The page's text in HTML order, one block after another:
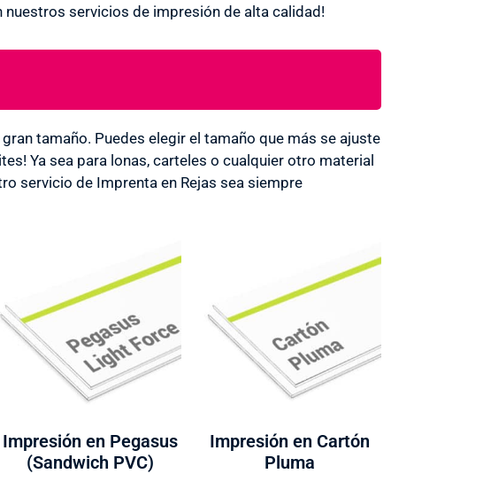
servicios de impresión de alta calidad!
tamaño. Puedes elegir el tamaño que más se ajuste
Ya sea para lonas, carteles o cualquier otro material
servicio de Imprenta en Rejas sea siempre
Impresión en Pegasus
(Sandwich PVC)
Impresión en Cartón
Pluma